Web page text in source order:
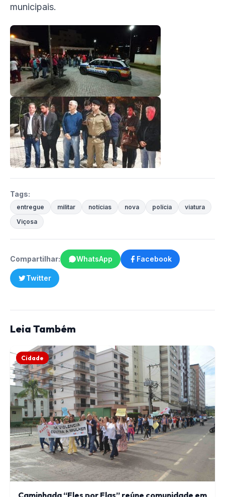
municipais.
Tags:
entregue militar notícias nova polícia
viatura
Viçosa
Compartilhar: WhatsApp Facebook
Twitter
Leia Também
Cidade
Caminhada “Eles por Elas” reúne comunidade em